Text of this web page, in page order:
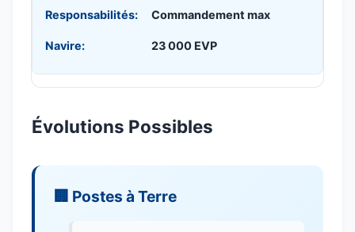
Commandement max
23 000 EVP
Évolutions Possibles
🏢 Postes à Terre